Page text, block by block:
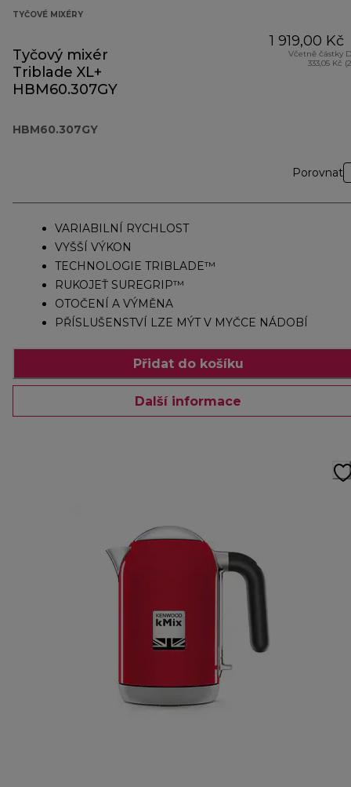
TYČOVÉ MIXÉRY
Tyčový mixér
Triblade XL+
HBM60.307GY
HBM60.307GY
1 919,00 Kč
Včetně částky
333,05 Kč
Porovnat
VARIABILNÍ RYCHLOST
VYŠŠÍ VÝKON
TECHNOLOGIE TRIBLADE™
RUKOJEŤ SUREGRIP™
OTOČENÍ A VÝMĚNA
PŘÍSLUŠENSTVÍ LZE MÝT V MYČCE NÁDOBÍ
Přidat do košíku
Další informace